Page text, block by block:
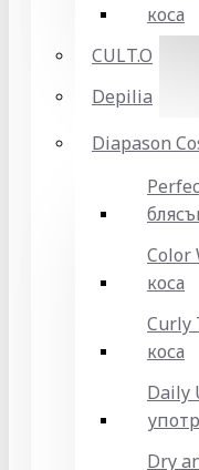
коса
CULT.O
Depilia
Diapason
Color
коса
Curly
коса
Daily
Dry